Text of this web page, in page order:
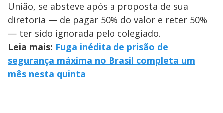
União, se absteve após a proposta de sua
diretoria — de pagar 50% do valor e reter 50%
— ter sido ignorada pelo colegiado.
Leia mais: Fuga inédita de prisão de
segurança máxima no Brasil completa um
mês nesta quinta